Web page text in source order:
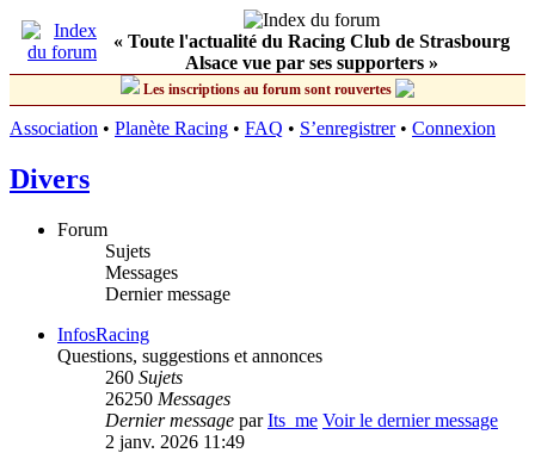
« Toute l'actualité du Racing Club de Strasbourg
Alsace vue par ses supporters »
Les inscriptions au forum sont rouvertes
Association • Planète Racing • FAQ • S’enregistrer• Connexion
Divers
Forum
Sujets
Messages
Dernier message
InfosRacing
Questions, suggestions et annonces
260 Sujets
26250 Messages
Dernier message parIts_me Voir le dernier message
2 janv. 2026 11:49